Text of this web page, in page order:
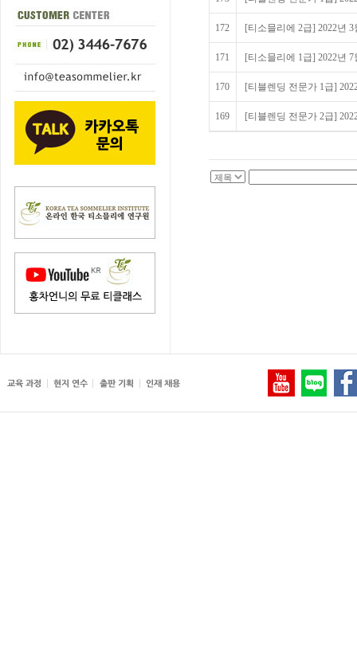
172 [티소믈리에 2급] 2022년
171 [티소믈리에 1급] 2022년
170 [티블렌딩 전문가 1급]
169 [티블렌딩 전문가 2급]